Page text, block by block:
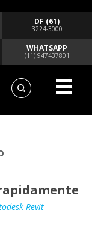
DF (61)
3224-3000
WHATSAPP
(11) 947437801
Revit